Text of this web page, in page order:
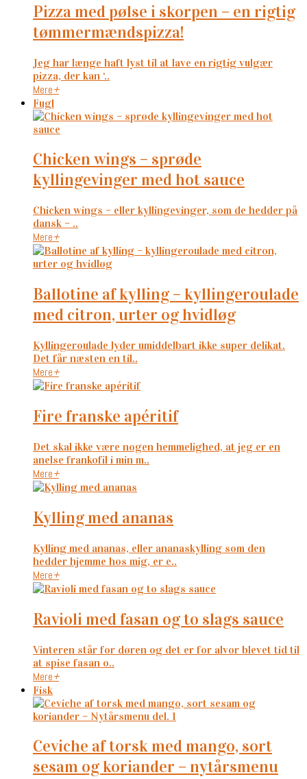
pizza med pølse i skorpen – en rigtig
tømmermændspizza!
Jeg har længe haft lyst til at lave en rigtig vulgær
pizza, der kan ‘..
Mere+
Fugl
chicken wings – sprøde
kyllingevinger med hot sauce
Chicken wings – eller kyllingevinger, som de hedder på
dansk – ..
Mere+
ballotine af kylling – kyllingeroulade
med citron, urter og hvidløg
Kyllingeroulade lyder umiddelbart ikke super delikat.
Det får næsten en til..
Mere+
fire franske apéritif
Det skal ikke være nogen hemmelighed, at jeg er en
anelse frankofil i min m..
Mere+
kylling med ananas
Kylling med ananas, eller ananaskylling som den
hedder hjemme hos mig, er e..
Mere+
ravioli med fasan og to slags sauce
Vinteren står for døren og det er for alvor blevet tid til
at spise fasan o..
Mere+
Fisk
ceviche af torsk med mango, sort
sesam og koriander – nytårsmenu